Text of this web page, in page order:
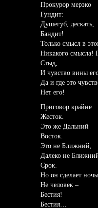
Прокурор мерзко
Гундит:
Душегуб, дескать,
Бандит!
Только смысл в
Никакого смысла!
Стыд,
И чувство вины
Да и где это
Нет его!
Приговор крайне
Жесток.
Это же Дальний
Восток.
Это не Ближний,
Далеко не
Срок.
Но он сделает
Не человек –
Бестия!
Бестия…